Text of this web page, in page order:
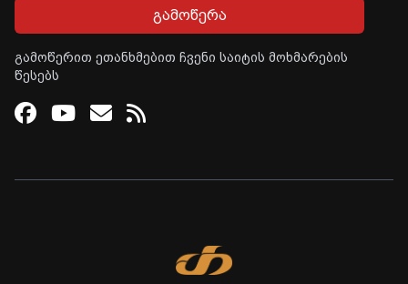
გამოწერა
გამოწერით ეთანხმებით ჩვენი საიტის მოხმარების
წესებს
Facebook
Youtube
Email
RSS